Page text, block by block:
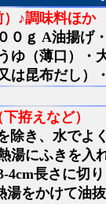
♪調味料ほか
０ｇ A油揚げ
ゆ（薄口）・
は昆布だし）
拵えなど）
除き、水でよ
湯にふきを入
4cm長さに切り
湯をかけて油